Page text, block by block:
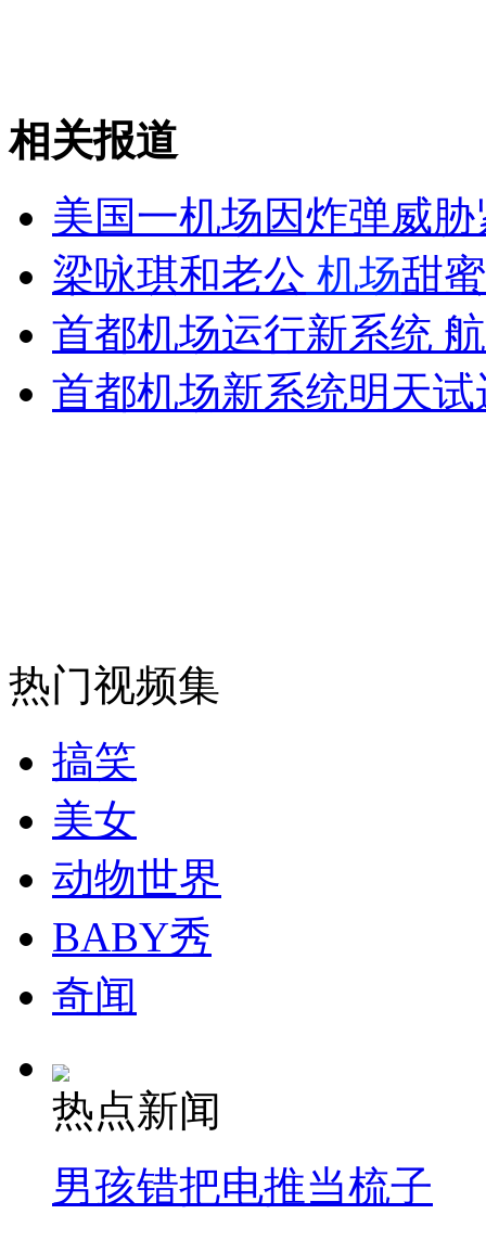
女孩北京地铁殴打老人 痛下狠手拳打脚踢
无痛分娩是否安全 医生回应
走！跟着总书记去植树
消防员救轻生者
纽约上演“枕头大战”
相关报道
美国一机场因炸弹威
梁咏琪和老公 机场甜
首都机场运行新系统
首都机场新系统明天试
热门视频集
搞笑
美女
动物世界
BABY秀
奇闻
热点新闻
男孩错把电推当梳子